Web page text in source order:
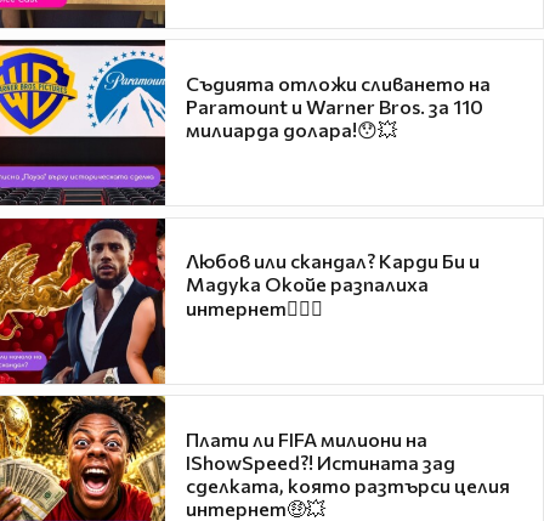
Съдията отложи сливането на
Paramount и Warner Bros. за 110
милиарда долара!😯💥
Любов или скандал? Карди Би и
Мадука Окойе разпалиха
интернет❤️‍🔥🔥
Плати ли FIFA милиони на
IShowSpeed?! Истината зад
сделката, която разтърси целия
интернет🤑💥